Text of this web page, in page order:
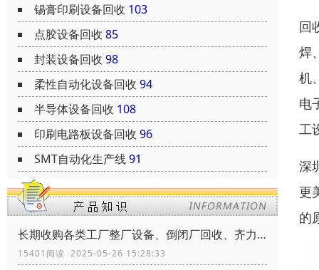
锡膏印刷设备回收 103
点胶设备回收 85
封装设备回收 98
柔性自动化设备回收 94
半导体设备回收 108
印刷电路板设备回收 96
SMT自动化生产线91
长期收购各类工厂整厂设备、倒闭厂回收、齐力环保、共创辉煌
15401阅读 2025-05-26 15:28:33
回
焊
机
电
工
深
更
的